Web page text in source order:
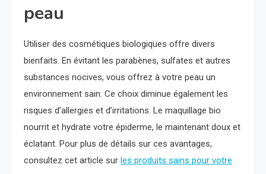
peau
Utiliser des cosmétiques biologiques offre divers
bienfaits. En évitant les parabènes, sulfates et autres
substances nocives, vous offrez à votre peau un
environnement sain. Ce choix diminue également les
risques d’allergies et d’irritations. Le maquillage bio
nourrit et hydrate votre épiderme, le maintenant doux et
éclatant. Pour plus de détails sur ces avantages,
consultez cet article sur les produits sains pour votre